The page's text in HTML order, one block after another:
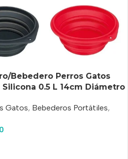
Bebedero Perros Gatos
Silicona 0.5 L 14cm Diámetro
Gatos, Bebederos Portátiles,